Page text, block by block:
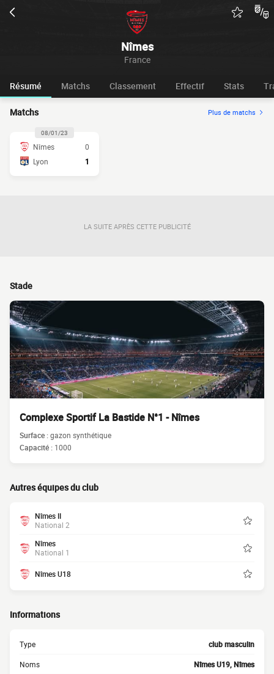
Nîmes
France
Résumé Matchs Classement Effectif Stats
Matchs Plus de matchs
08/01/23
Nîmes
0
Lyon
1
LA SUITE APRÈS CETTE PUBLICITÉ
Stade
Complexe Sportif La Bastide N°1 - Nîmes
Surface :gazon synthétique
Capacité : 1000
Autres équipes du club
Nîmes II
National 2
Nîmes
National 1
Nîmes U18
Informations
Type club masculin
Noms Nîmes U19, Nîmes